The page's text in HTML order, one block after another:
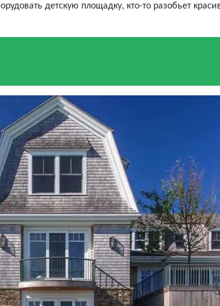
детскую площадку, кто-то разобьет